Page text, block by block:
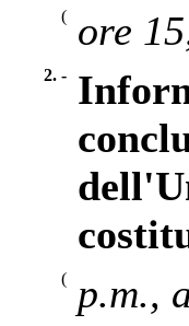
( ore
2. -
( p.m.,